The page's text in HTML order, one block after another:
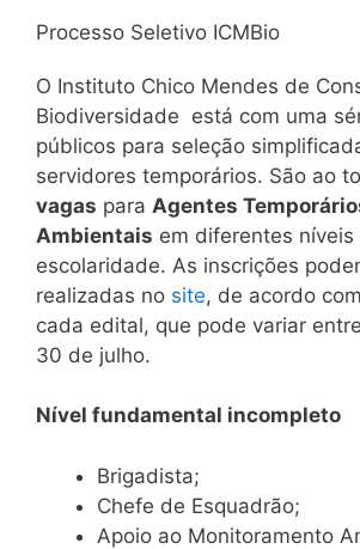
Processo Seletivo ICMBio
O Instituto Chico Mendes de
Biodiversidade está com uma
públicos para seleção
servidores temporários. São ao
vagas para Agentes
Ambientais em diferentes níveis
escolaridade. As inscrições
realizadas no site, de acordo
cada edital, que pode variar
30 de julho.
Nível fundamental incompleto
Brigadista;
Chefe de Esquadrão;
Apoio ao Monitoramento